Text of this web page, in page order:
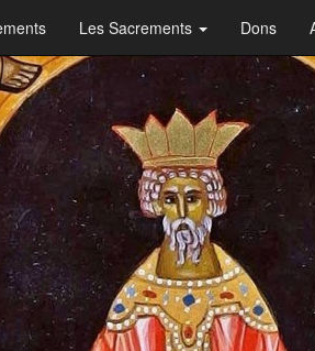
Les Sacrements Dons